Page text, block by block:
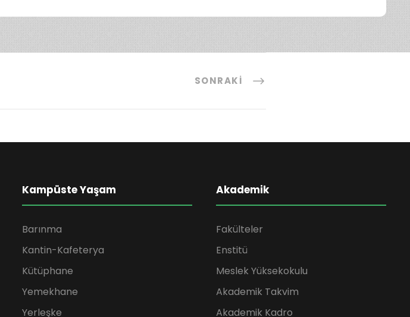
SONRAKI
Kampüste Yaşam
Barınma
Kantin-Kafeterya
Kütüphane
Yemekhane
Yerleşke
Akademik
Fakülteler
Enstitü
Meslek Yüksekokulu
Akademik Takvim
Akademik Kadro